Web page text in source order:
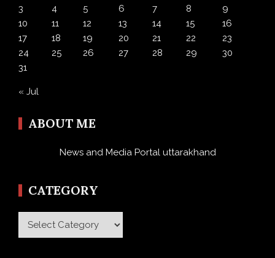
3
4 5 6 7 8
9
10
11 12 13 14 15
16
17
18 19 20 21 22
23
24
25 26 27 28 29
30
31
« Jul
ABOUT ME
News and Media Portal uttarakhand
CATEGORY
Category